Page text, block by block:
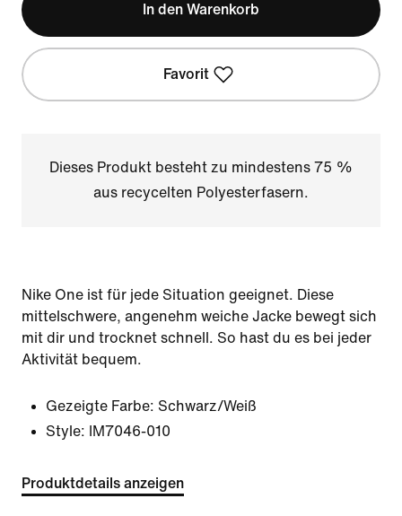
In den Warenkorb
Favorit
Dieses Produkt besteht zu mindestens 75 %
aus recycelten Polyesterfasern.
Nike One ist für jede Situation geeignet. Diese
mittelschwere, angenehm weiche Jacke bewegt sich
mit dir und trocknet schnell. So hast du es bei jeder
Aktivität bequem.
Gezeigte Farbe: Schwarz/Weiß
Style:
IM7046-010
Produktdetails anzeigen